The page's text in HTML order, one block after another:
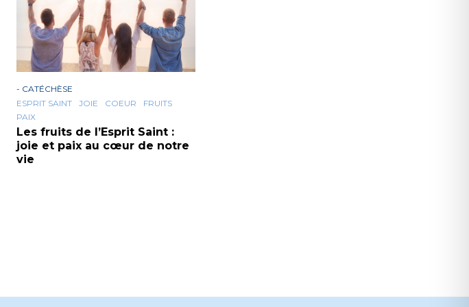
- CATÉCHÈSE
ESPRIT SAINT
JOIE COEUR
FRUITS
PAIX
Les fruits de l’Esprit Saint :
joie et paix au cœur de notre
vie